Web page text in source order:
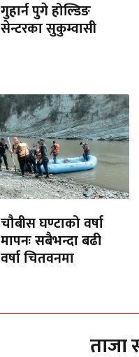
गुहार्न पुगे होल्डिङ
सेन्टरका सुकुम्वासी
चौबीस घण्टाको वर्षा
मापनः सबैभन्दा बढी
वर्षा चितवनमा
ताजा